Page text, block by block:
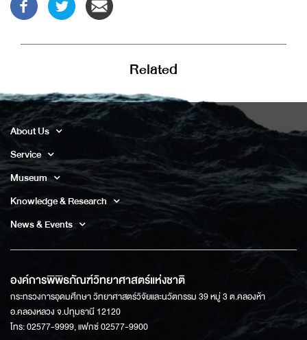
Related
About Us
Service
Museum
Knowledge & Research
News & Events
องค์การพิพิธภัณฑ์วิทยาศาสตร์แห่งชาติ
กระทรวงการอุดมศึกษา วิทยาศาสตร์วิจัยและนวัตกรรม 39 หมู่ 3 ต.คลองห้า
อ.คลองหลวง จ.ปทุมธานี 12120
โทร: 02577-9999, แฟกซ์ 02577-9900